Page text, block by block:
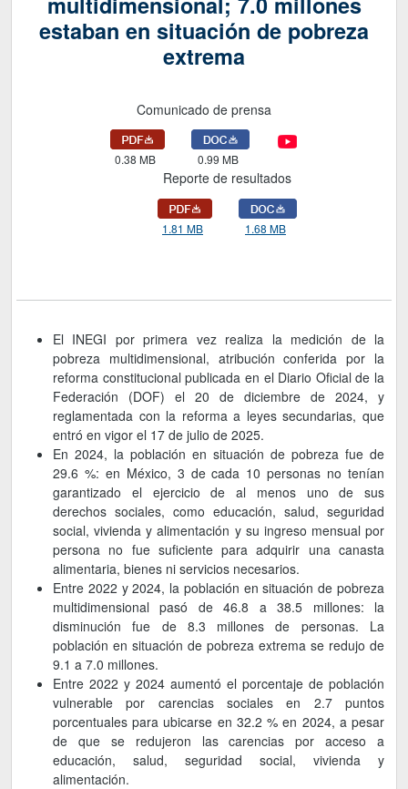
estaban en situación de pobreza
extrema
Comunicado de prensa
0.38 MB 0.99 MB
Reporte de resultados
1.81 MB 1.68 MB
El INEGI por primera vez realiza la medición de la
pobreza multidimensional, atribución conferida por la
reforma constitucional publicada en el Diario Oficial de la
Federación (DOF) el 20 de diciembre de 2024, y
reglamentada con la reforma a leyes secundarias, que
entró en vigor el 17 de julio de 2025.
En 2024, la población en situación de pobreza fue de
29.6 %: en México, 3 de cada 10 personas no tenían
garantizado el ejercicio de al menos uno de sus
derechos sociales, como educación, salud, seguridad
social, vivienda y alimentación y su ingreso mensual por
persona no fue suficiente para adquirir una canasta
alimentaria, bienes ni servicios necesarios.
Entre 2022 y 2024, la población en situación de pobreza
multidimensional pasó de 46.8 a 38.5 millones: la
disminución fue de 8.3 millones de personas. La
población en situación de pobreza extrema se redujo de
9.1 a 7.0 millones.
Entre 2022 y 2024 aumentó el porcentaje de población
vulnerable por carencias sociales en 2.7 puntos
porcentuales para ubicarse en 32.2 % en 2024, a pesar
de que se redujeron las carencias por acceso a
educación, salud, seguridad social, vivienda y
alimentación.